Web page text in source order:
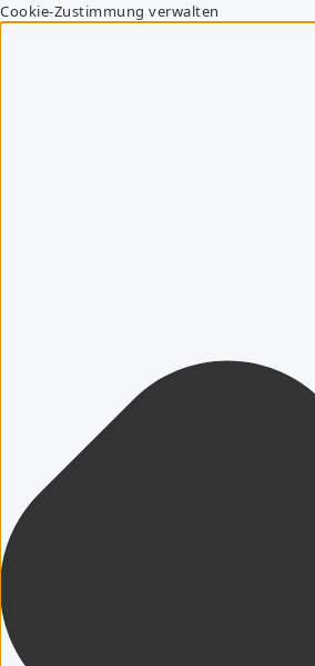
Cookie-Zustimmung verwalten